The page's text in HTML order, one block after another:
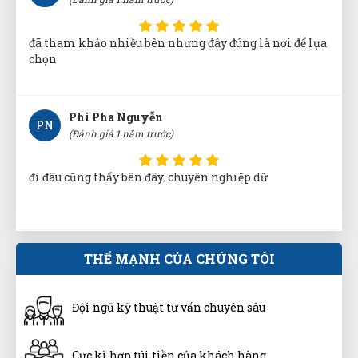
đã tham khảo nhiều bên nhưng đây đúng là nơi để lựa
chọn
PN
Phi Pha Nguyễn
(Đánh giá 1 năm trước)
đi đâu cũng thấy bên đây. chuyên nghiệp dữ
Thái Quý
(Đánh giá 1 năm trước)
đóng gói rất gọn và đẹp,có hướng dẫn sử dụng rõ ràng.
THẾ MẠNH CỦA CHÚNG TÔI
Đội ngũ kỹ thuật tư vấn chuyên sâu